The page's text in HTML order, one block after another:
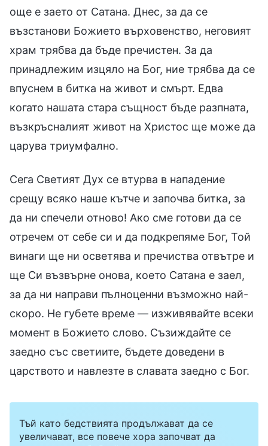
още е заето от Сатана. Днес, за да се
възстанови Божието върховенство, неговият
храм трябва да бъде пречистен. За да
принадлежим изцяло на Бог, ние трябва да се
впуснем в битка на живот и смърт. Едва
когато нашата стара същност бъде разпната,
възкръсналият живот на Христос ще може да
царува триумфално.
Сега Светият Дух се втурва в нападение
срещу всяко наше кътче и започва битка, за
да ни спечели отново! Ако сме готови да се
отречем от себе си и да подкрепяме Бог, Той
винаги ще ни осветява и пречиства отвътре и
ще Си възвърне онова, което Сатана е заел,
за да ни направи пълноценни възможно най-
скоро. Не губете време — изживявайте всеки
момент в Божието слово. Съзиждайте се
заедно със светиите, бъдете доведени в
царството и навлезте в славата заедно с Бог.
Тъй като бедствията продължават да се
увеличават, все повече хора започват да